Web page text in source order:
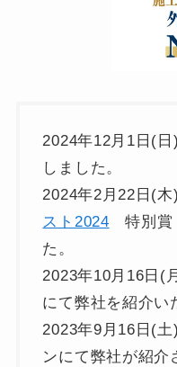
2024年12月1日(
しました。
2024年2月22日(
スト2024 特別賞
た。
2023年10月16日(
にて弊社を紹介
2023年9月16日(
ンにて弊社が紹介